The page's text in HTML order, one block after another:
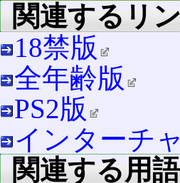
関連するリ
18禁版
全年齢版
PS2版
インターチ
関連する用語